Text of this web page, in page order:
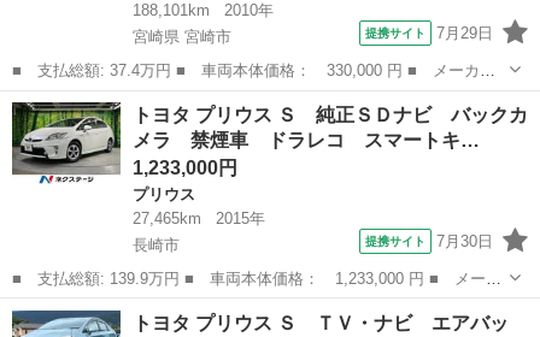
188,101km
2010年
宮崎県 宮崎市
提携サイト 7月29日
■ 支払総額: 37.4万円 ■ 車両本体価格： 330,000 円 ■ メーカー
名： トヨタ ■ 車種名： プリウス ■ グレード名： Ｓ バック
カメラ ナビ ＴＶ アルミホイール オートライト ＣＶＴ スマ
ートキー ア...
宮崎 宮崎市 プリウス
トヨタ プリウス Ｓ 純正ＳＤナビ バックカ
メラ 禁煙車 ドラレコ スマートキ…
1,233,000円
プリウス
27,465km
2015年
長崎市
提携サイト 7月30日
■ 支払総額: 139.9万円 ■ 車両本体価格： 1,233,000 円 ■ メーカ
ー名： トヨタ ■ 車種名： プリウス ■ グレード名： Ｓ 純正
ＳＤナビ バックカメラ 禁煙車 ドラレコ スマートキー ＨＩＤ
長崎 長崎市 プリウス
トヨタ プリウス Ｓ ＴＶ・ナビ エアバッ